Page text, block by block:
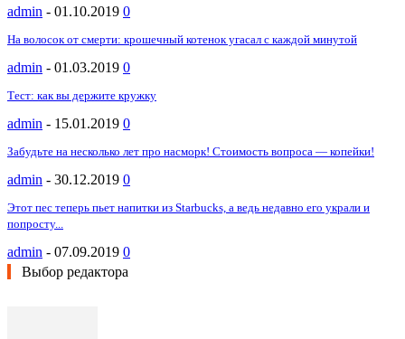
admin - 01.10.2019 0
На волосок от смерти: крошечный котенок угасал с каждой минутой
admin - 01.03.2019 0
Тест: как вы держите кружку
admin - 15.01.2019 0
Забудьте на несколько лет про насморк! Стоимость вопроса — копейки!
admin - 30.12.2019 0
Этот пес теперь пьет напитки из Starbucks, а ведь недавно его украли и
попросту...
admin - 07.09.2019 0
Выбор редактора